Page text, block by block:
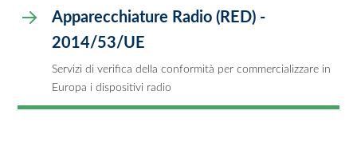
Apparecchiature Radio (RED) -
2014/53/UE
Servizi di verifica della conformità per commercializzare in
Europa i dispositivi radio